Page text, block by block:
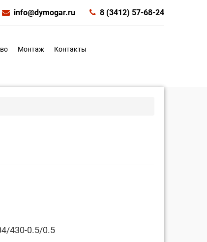
info@dymogar.ru 8 (3412) 57-68-24
Монтаж Контакты
430-0.5/0.5